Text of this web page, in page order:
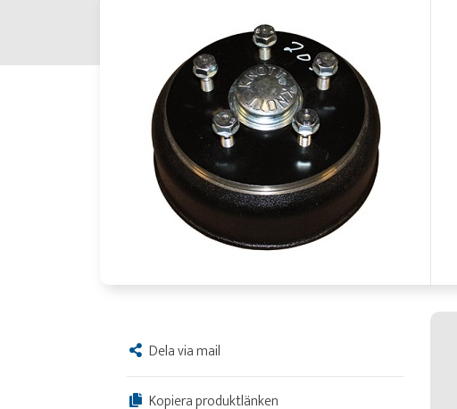
Dela via mail
Kopiera produktlänken